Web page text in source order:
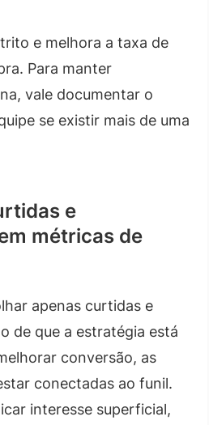
e melhora a taxa de
Para manter
vale documentar o
se existir mais de uma
e
métricas de
apenas curtidas e
de que a estratégia está
conversão, as
conectadas ao funil.
interesse superficial,